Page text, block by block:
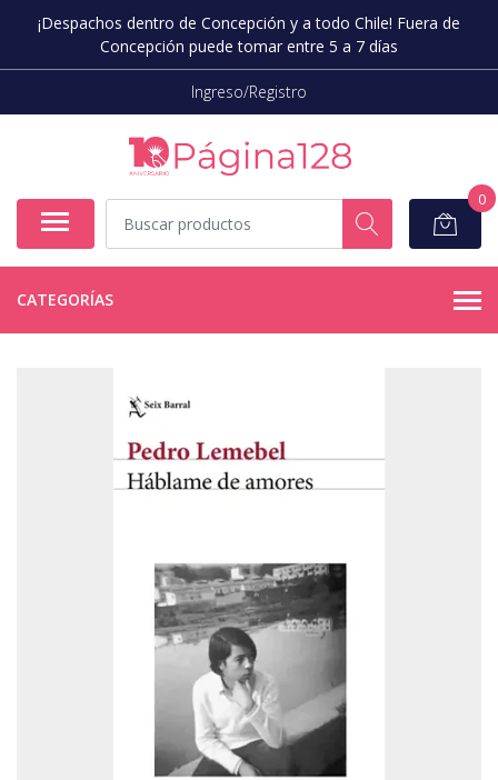
¡Despachos dentro de Concepción y a todo Chile! Fuera de
Concepción puede tomar entre 5 a 7 días
Ingreso/Registro
0
CATEGORÍAS